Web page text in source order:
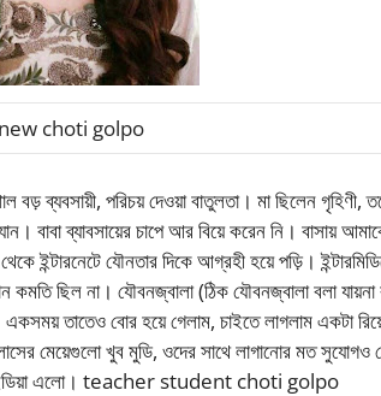
new choti golpo
বড় ব্যবসায়ী, পরিচয় দেওয়া বাতুলতা। মা ছিলেন গৃহিণী,
বাবা ব্যাবসায়ের চাপে আর বিয়ে করেন নি। বাসায়
ইন্টারনেটে যৌনতার দিকে আগ্রহী হয়ে পড়ি।
ছিল না। যৌবনজ্বালা (ঠিক যৌবনজ্বালা বলা যায়না
একসময় তাতেও বোর হয়ে গেলাম, চাইতে লাগলাম একটা
মেয়েগুলো খুব মুডি, ওদের সাথে লাগানোর মত সুযোগও
আইডিয়া এলো। teacher student choti golpo